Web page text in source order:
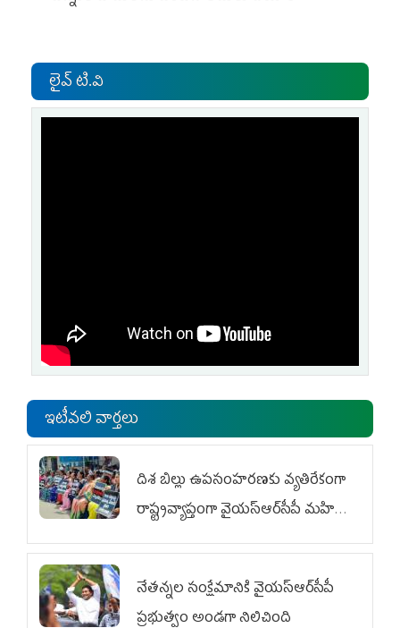
లైవ్ టి.వి
ఇటీవలి వార్తలు
దిశ బిల్లు ఉపసంహరణకు వ్యతిరేకంగా
రాష్ట్రవ్యాప్తంగా వైయ‌స్ఆర్‌సీపీ మహిళా
విభాగం ఆందోళనలు
నేతన్నల సంక్షేమానికి వైయ‌స్ఆర్‌సీపీ
ప్రభుత్వం అండగా నిలిచింది